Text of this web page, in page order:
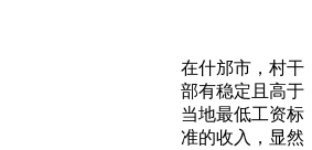
在什邡市，村干
部有稳定且高于
当地最低工资标
准的收入，显然